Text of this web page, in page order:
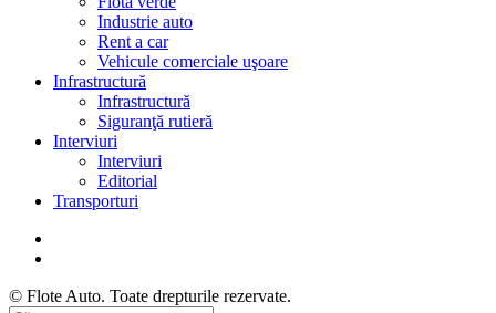
Industrie auto
Rent a car
Vehicule comerciale uşoare
Infrastructură
Infrastructură
Siguranţă rutieră
Interviuri
Interviuri
Editorial
Transporturi
© Flote Auto. Toate drepturile rezervate.